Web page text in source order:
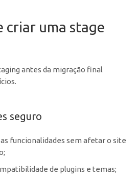
criar uma stage
antes da migração final
seguro
funcionalidades sem afetar o site
de plugins e temas;